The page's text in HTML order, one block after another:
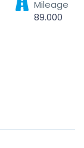
Mileage
89.000